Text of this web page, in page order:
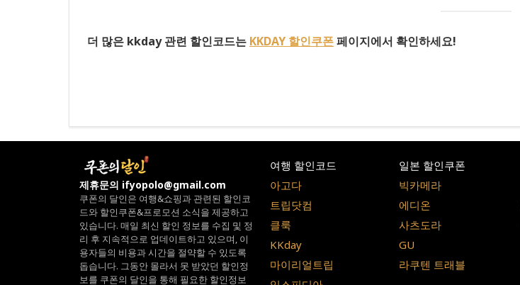
더 많은 kkday 관련 할인코드는 KKDAY 할인쿠폰페이지에서 확인하세요!
제휴문의 ifyopolo@gmail.com
쿠폰의 달인은 여행&쇼핑과 관련된 할인코
드와 할인쿠폰&프로모션 소식을 제공하고
있습니다. 매일 최신 할인 정보를 수집 및 정
리 후 지속적으로 업데이트하고 있으며, 이
용자들의 비용과 시간을 절약할 수 있도록
돕습니다. 그동안 몰라서 못 받았던 할인정
보를 쿠폰의 달인을 통해 필요한 할인정보
여행 할인코드
아고다
트립닷컴
클룩
KKday
마이리얼트립
일본 할인쿠폰
빅카메라
에디온
사츠도라
GU
라쿠텐 트래블